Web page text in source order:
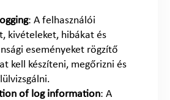
: A felhasználói
kivételeket, hibákat és
eseményeket rögzítő
kell készíteni, megőrizni és
of log information: A